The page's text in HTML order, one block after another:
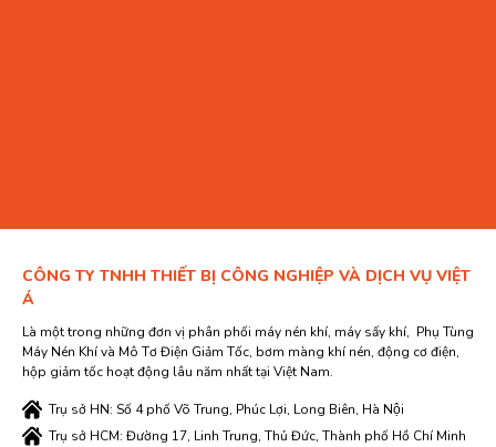
CÔNG TY TNHH THIẾT BỊ CÔNG NGHIỆP VÀ DỊCH VỤ VIỆT
Á
Là một trong những đơn vị phân phối máy nén khí, máy sấy khí, Phụ Tùng
Máy Nén Khí và Mô Tơ Điện Giảm Tốc, bơm màng khí nén, động cơ điện,
hộp giảm tốc hoạt động lâu năm nhất tại Việt Nam.
Trụ sở HN: Số 4 phố Võ Trung, Phúc Lợi, Long Biên, Hà Nội
Trụ sở HCM: Đường 17, Linh Trung, Thủ Đức, Thành phố Hồ Chí Minh